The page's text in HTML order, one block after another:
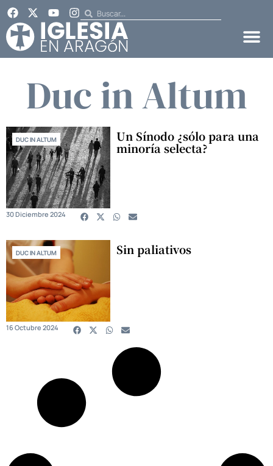
Duc in Altum
DUC IN ALTUM Un Sínodo ¿sólo para una
minoría selecta?
30 Diciembre 2024
DUC IN ALTUM Sin paliativos
16 Octubre 2024